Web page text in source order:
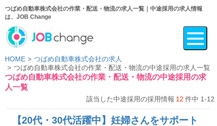
つばめ自動車株式会社の作業・配送・物流の求人一覧｜中途採用の求人情報
は、JOB Change
HOME
つばめ自動車株式会社の求人
つばめ自動車株式会社の作業・配送・物流の中途採用の求人一覧
つばめ自動車株式会社の作業・配送・物流の中途採用の求
人一覧
該当した中途採用の採用情報 12 件中 1-12
【20代・30代活躍中】妊婦さんをサポート